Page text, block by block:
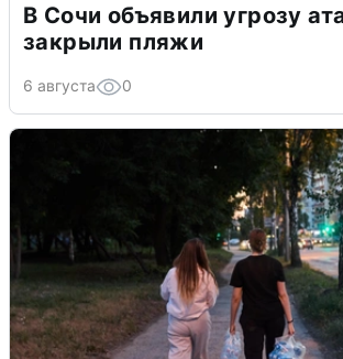
В Сочи объявили угрозу
закрыли пляжи
6 августа 0